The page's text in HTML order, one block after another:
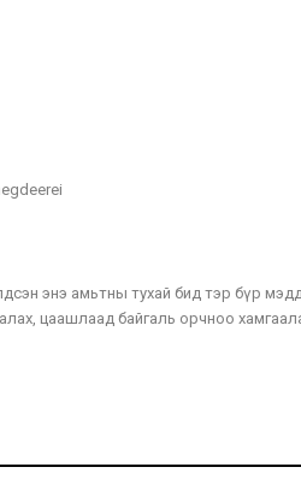
энэ амьтны тухай бид тэр бүр
цаашлаад байгаль орчноо